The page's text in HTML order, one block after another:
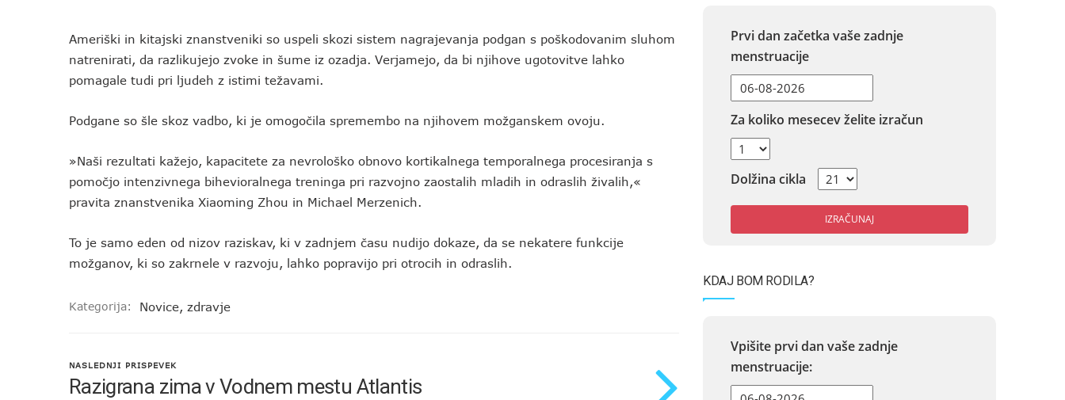
Ameriški in kitajski znanstveniki so uspeli skozi sistem nagrajevanja podgan s poškodovanim sluhom
natrenirati, da razlikujejo zvoke in šume iz ozadja. Verjamejo, da bi njihove ugotovitve lahko
pomagale tudi pri ljudeh z istimi težavami.
Podgane so šle skoz vadbo, ki je omogočila spremembo na njihovem možganskem ovoju.
»Naši rezultati kažejo, kapacitete za nevrološko obnovo kortikalnega temporalnega procesiranja s
pomočjo intenzivnega bihevioralnega treninga pri razvojno zaostalih mladih in odraslih živalih,«
pravita znanstvenika Xiaoming Zhou in Michael Merzenich.
To je samo eden od nizov raziskav, ki v zadnjem času nudijo dokaze, da se nekatere funkcije
možganov, ki so zakrnele v razvoju, lahko popravijo pri otrocih in odraslih.
Kategorija: Novice, zdravje
NASLEDNJI PRISPEVEK
Razigrana zima v Vodnem mestu Atlantis
Prvi dan začetka vaše zadnje
menstruacije
Za koliko mesecev želite izračun
Dolžina cikla
IZRAČUNAJ
KDAJ BOM RODILA?
Vpišite prvi dan vaše zadnje
menstruacije: